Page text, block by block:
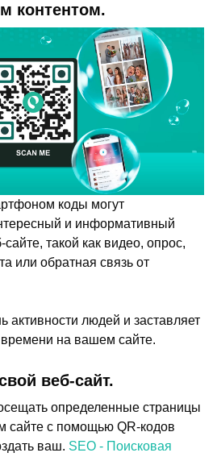
контентом.
коды могут
и информативный
такой как видео, опрос,
или обратная связь от
активности людей и заставляет
на вашем сайте.
веб-сайт.
определенные страницы
сайте с помощью QR-кодов
ваш. SEO - Поисковая